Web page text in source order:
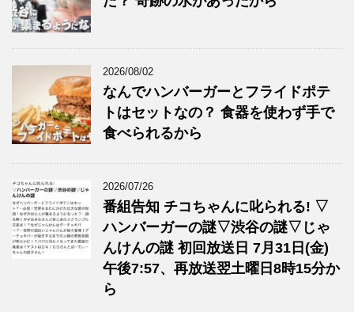
2026/08/02
なんでハンバーガーとフライドポテ
トはセットなの？ 食器を使わず手で
食べられるから
2026/07/26
番組告知 チコちゃんに叱られる! ▽
ハンバーガーの謎▽渋谷の謎▽じゃ
んけんの謎 初回放送日 7月31日(金)
午後7:57、再放送翌土曜日8時15分か
ら